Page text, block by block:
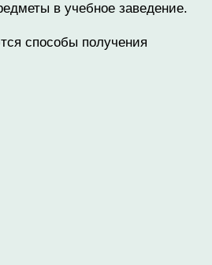
в учебное заведение.
способы получения